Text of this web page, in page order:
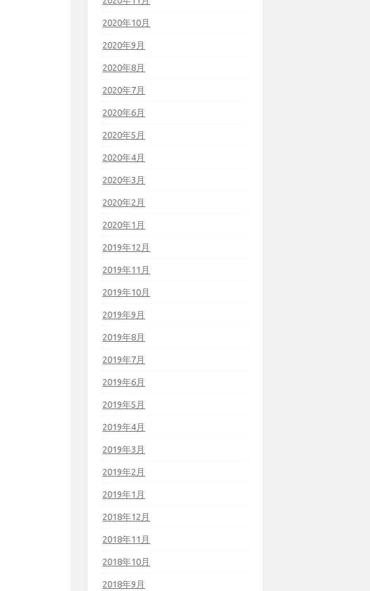
2020年10月
2020年9月
2020年8月
2020年7月
2020年6月
2020年5月
2020年4月
2020年3月
2020年2月
2020年1月
2019年12月
2019年11月
2019年10月
2019年9月
2019年8月
2019年7月
2019年6月
2019年5月
2019年4月
2019年3月
2019年2月
2019年1月
2018年12月
2018年11月
2018年10月
2018年9月